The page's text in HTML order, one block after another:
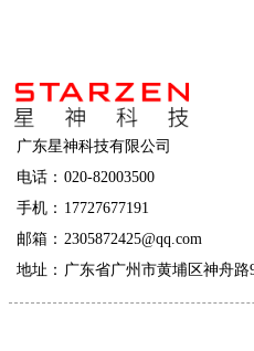
广东星神科技有限公司
电话： 020-82003500
手机： 17727677191
邮箱： 2305872425@qq.com
地址： 广东省广州市黄埔区神舟